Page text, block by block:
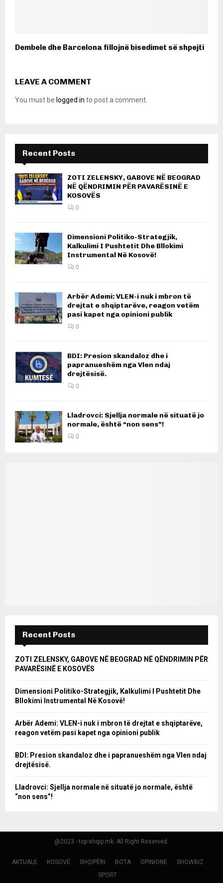
Dembele dhe Barcelona fillojnë bisedimet së shpejti
LEAVE A COMMENT
You must be logged in to post a comment.
Recent Posts
ZOTI ZELENSKY, GABOVE NË BEOGRAD
NË QËNDRIMIN PËR PAVARËSINË E
KOSOVËS
0
Dimensioni Politiko-Strategjik,
Kalkulimi I Pushtetit Dhe Bllokimi
Instrumental Në Kosovë!
0
Arbër Ademi: VLEN-i nuk i mbron të
drejtat e shqiptarëve, reagon vetëm
pasi kapet nga opinioni publik
0
BDI: Presion skandaloz dhe i
papranueshëm nga Vlen ndaj
drejtësisë.
0
Lladrovci: Sjellja normale në situatë jo
normale, është “non sens”!
0
Recent Posts
ZOTI ZELENSKY, GABOVE NË BEOGRAD NË QËNDRIMIN PËR
PAVARËSINË E KOSOVËS
Dimensioni Politiko-Strategjik, Kalkulimi I Pushtetit Dhe
Bllokimi Instrumental Në Kosovë!
Arbër Ademi: VLEN-i nuk i mbron të drejtat e shqiptarëve,
reagon vetëm pasi kapet nga opinioni publik
BDI: Presion skandaloz dhe i papranueshëm nga Vlen ndaj
drejtësisë.
Lladrovci: Sjellja normale në situatë jo normale, është
“non sens”!
@2023 - top-shqip.mk. All Right Reserved.
AKTUALE KOSOVË SHQIPËRI BOTA OPINIONE
SHOWBIZ
SPORT